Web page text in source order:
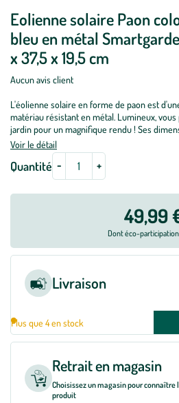
Eolienne solaire Paon
bleu en métal
x 37,5 x 19,5 cm
Aucun avis client
L'éolienne solaire en forme de paon est
matériau résistant en métal. Lumineux,
jardin pour un magnifique rendu ! Ses
Voir le détail
Quantité
jour
-
jour
+
49,99
Dont éco-
Livraison
Plus que 4 en stock
Retrait en magasin
Choisissez un magasin pour
produit